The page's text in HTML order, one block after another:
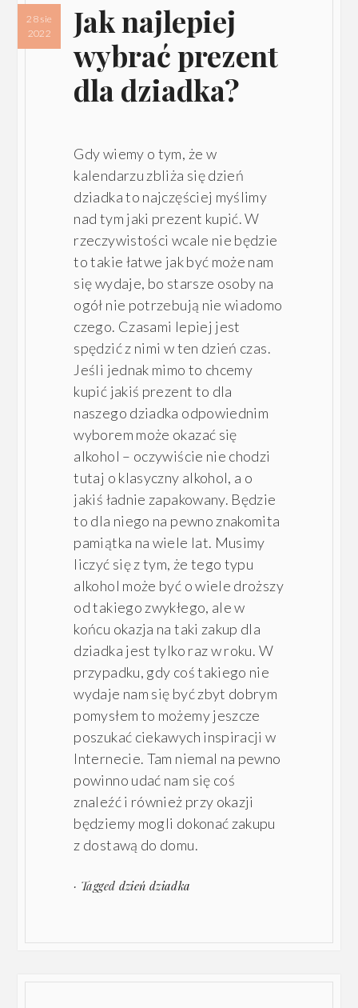
Jak najlepiej
wybrać prezent
dla dziadka?
28 sie
2022
Gdy wiemy o tym, że w
kalendarzu zbliża się dzień
dziadka to najczęściej myślimy
nad tym jaki prezent kupić. W
rzeczywistości wcale nie będzie
to takie łatwe jak być może nam
się wydaje, bo starsze osoby na
ogół nie potrzebują nie wiadomo
czego. Czasami lepiej jest
spędzić z nimi w ten dzień czas.
Jeśli jednak mimo to chcemy
kupić jakiś prezent to dla
naszego dziadka odpowiednim
wyborem może okazać się
alkohol – oczywiście nie chodzi
tutaj o klasyczny alkohol, a o
jakiś ładnie zapakowany. Będzie
to dla niego na pewno znakomita
pamiątka na wiele lat. Musimy
liczyć się z tym, że tego typu
alkohol może być o wiele droższy
od takiego zwykłego, ale w
końcu okazja na taki zakup dla
dziadka jest tylko raz w roku. W
przypadku, gdy coś takiego nie
wydaje nam się być zbyt dobrym
pomysłem to możemy jeszcze
poszukać ciekawych inspiracji w
Internecie. Tam niemal na pewno
powinno udać nam się coś
znaleźć i również przy okazji
będziemy mogli dokonać zakupu
z dostawą do domu.
· Tagged dzień dziadka